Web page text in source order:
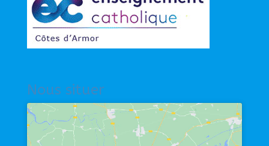
Nous situer